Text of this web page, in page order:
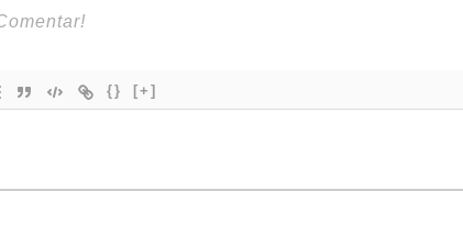
{} [+]